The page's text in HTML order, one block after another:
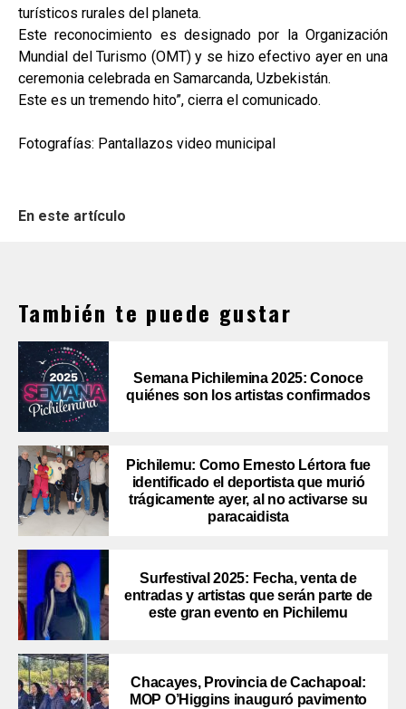
turísticos rurales del planeta.
Este reconocimiento es designado por la Organización
Mundial del Turismo (OMT) y se hizo efectivo ayer en una
ceremonia celebrada en Samarcanda, Uzbekistán.
Este es un tremendo hito”, cierra el comunicado.
Fotografías: Pantallazos video municipal
En este artículo
También te puede gustar
Semana Pichilemina 2025: Conoce
quiénes son los artistas confirmados
Pichilemu: Como Ernesto Lértora fue
identificado el deportista que murió
trágicamente ayer, al no activarse su
paracaidista
Surfestival 2025: Fecha, venta de
entradas y artistas que serán parte de
este gran evento en Pichilemu
Chacayes, Provincia de Cachapoal:
MOP O’Higgins inauguró pavimento